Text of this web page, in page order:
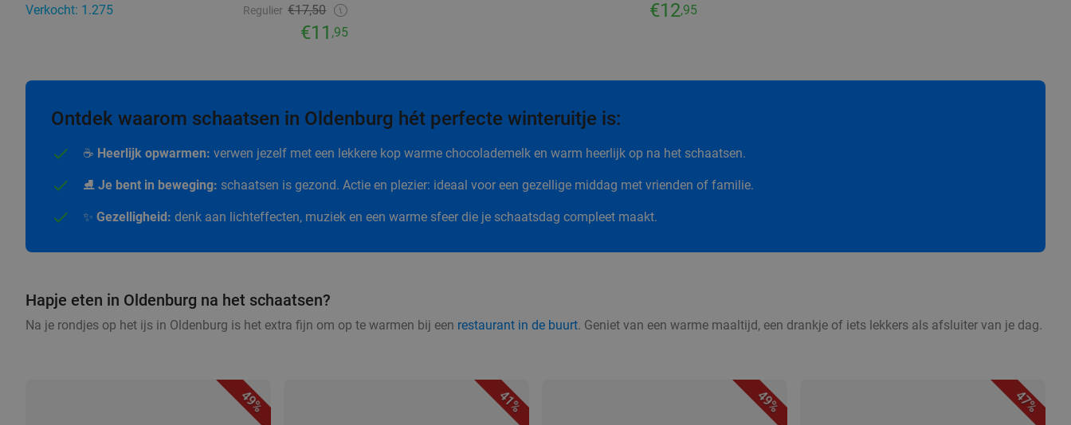
Verkocht: 1.275
Regulier €17,50
€11,95
€12,95
Ontdek waarom schaatsen in Oldenburg hét perfecte winteruitje is:
☕ Heerlijk opwarmen: verwen jezelf met een lekkere kop warme chocolademelk en warm heerlijk op na het schaatsen.
⛸️ Je bent in beweging: schaatsen is gezond. Actie en plezier: ideaal voor een gezellige middag met vrienden of familie.
✨ Gezelligheid: denk aan lichteffecten, muziek en een warme sfeer die je schaatsdag compleet maakt.
Hapje eten in Oldenburg na het schaatsen?
Na je rondjes op het ijs in Oldenburg is het extra fijn om op te warmen bij een restaurant in de buurt. Geniet van een warme maaltijd, een drankje of iets lekkers als afsluiter van je dag.
49% 41% 49% 47%